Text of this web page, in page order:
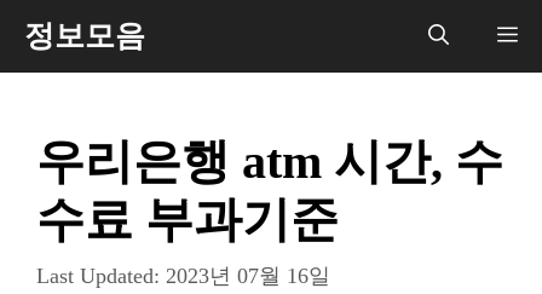
정보모음 메
우리은행 atm 시간, 수
수료 부과기준
Last Updated: 2023년 07월 16일